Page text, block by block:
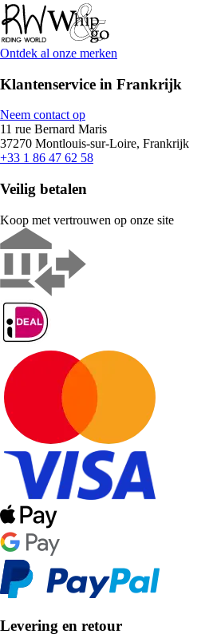
Ontdek al onze merken
Klantenservice in Frankrijk
Neem contact op
11 rue Bernard Maris
37270 Montlouis-sur-Loire, Frankrijk
+33 1 86 47 62 58
Veilig betalen
Koop met vertrouwen op onze site
Levering en retour